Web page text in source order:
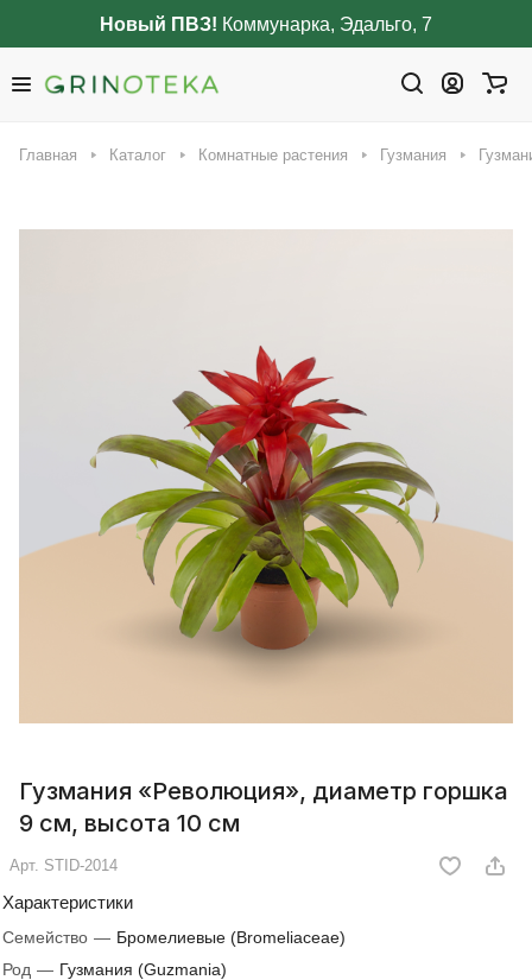
Новый ПВЗ! Коммунарка, Эдальго, 7
Главная Каталог Комнатные растения Гузмания
Гузмания «Революция», диаметр горшка
9 см, высота 10 см
Арт. STID-2014
Характеристики
Семейство — Бромелиевые (Bromeliaceae)
Род — Гузмания (Guzmania)